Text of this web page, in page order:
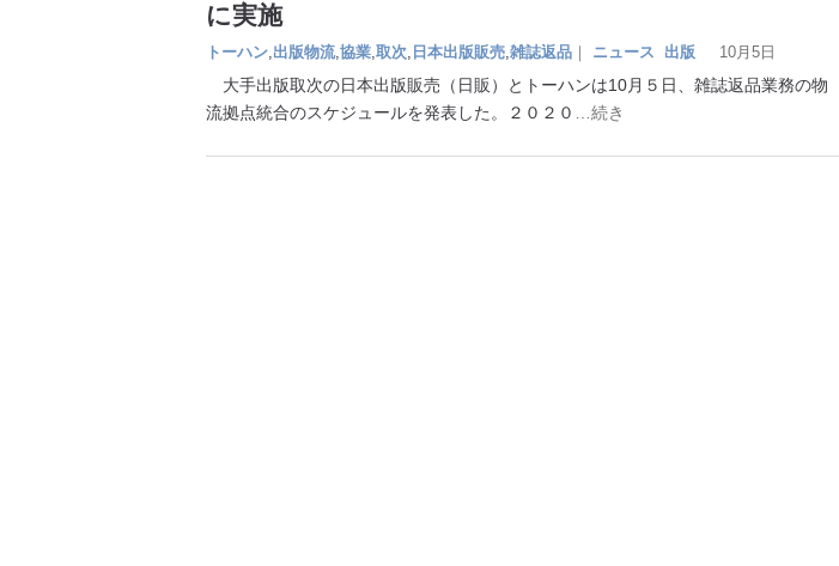
に実施
トーハン,出版物流,協業,取次, 日本出版販売,雑誌返品 ｜ ニュース 出版 10月5日
大手出版取次の日本出版販売（日販）とトーハンは10月５日、雑誌返品業務の物
流拠点統合のスケジュールを発表した。２０２０
…続き